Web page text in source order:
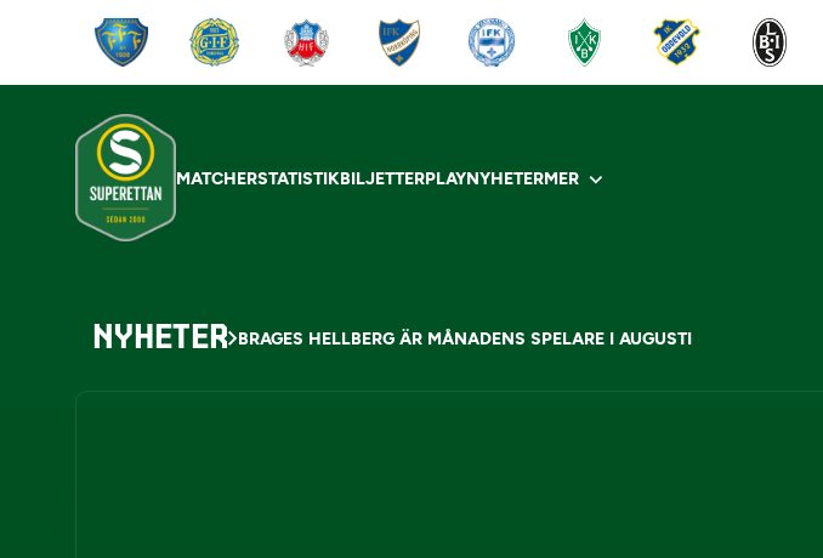
MATCHERSTATISTIKBILJETTERPLAYNYHETERMER
NYHETER BRAGES HELLBERG ÄR MÅNADENS SPELARE I AUGUSTI